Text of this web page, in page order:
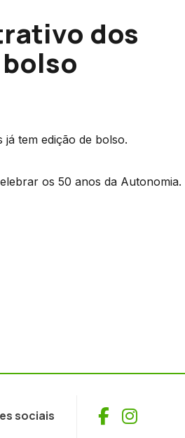
dos
tem edição de bolso.
os 50 anos da Autonomia.
sociais Facebook